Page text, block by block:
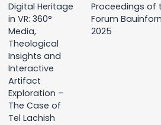
Digital Heritage
in VR: 360°
Media,
Theological
Insights and
Interactive
Artifact
Exploration –
The Case of
Tel Lachish
Proceedings of
Forum
2025